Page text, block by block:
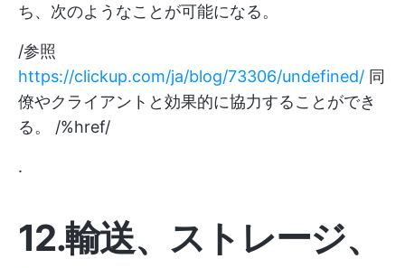
ち、次のようなことが可能になる。
/参照
https://clickup.com/ja/blog/73306/undefined/ 同
僚やクライアントと効果的に協力することができ
る。 /%href/
.
12.輸送、ストレージ、